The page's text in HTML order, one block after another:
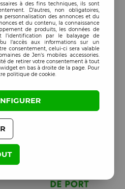
à des fins techniques, ils sont
D'autres, non obligatoires,
personnalisation des annonces et du
et du contenu, la connaissance
de produits, les données de
l'identification par le balayage de
l'accès aux informations sur un
consentement, celui-ci sera valable
de Jen's mobiles accessories.
de retirer votre consentement à tout
en bas à droite de la page. Pour
politique de cookie.